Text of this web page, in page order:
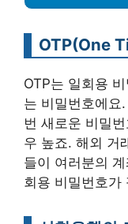
OTP(One
OTP는 일회용
는 비밀번호에요
번 새로운 비밀
우 높죠. 해외 거
들이 여러분의
회용 비밀번호가